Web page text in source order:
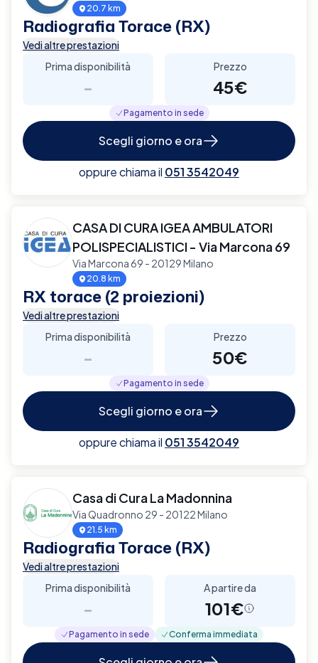
20.7 km
Radiografia Torace (RX)
Vedi altre prestazioni
Prima disponibilità
-
Prezzo
45€
Pagamento in sede
Scegli giorno e ora
oppure chiama il 051 3542049
CASA DI CURA IGEA AMBULATORI
POLISPECIALISTICI - Via Marcona 69
Via Marcona 69 - 20129 Milano
20.8 km
RX torace (2 proiezioni)
Vedi altre prestazioni
Prima disponibilità
-
Prezzo
50€
Pagamento in sede
Scegli giorno e ora
oppure chiama il 051 3542049
Casa di Cura La Madonnina
Via Quadronno 29 - 20122 Milano
21.5 km
Radiografia Torace (RX)
Vedi altre prestazioni
Prima disponibilità
-
A partire da
101€
Pagamento in sede Conferma immediata